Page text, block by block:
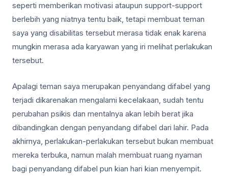
seperti memberikan motivasi ataupun support-support
berlebih yang niatnya tentu baik, tetapi membuat teman
saya yang disabilitas tersebut merasa tidak enak karena
mungkin merasa ada karyawan yang iri melihat perlakukan
tersebut.
Apalagi teman saya merupakan penyandang difabel yang
terjadi dikarenakan mengalami kecelakaan, sudah tentu
perubahan psikis dan mentalnya akan lebih berat jika
dibandingkan dengan penyandang difabel dari lahir. Pada
akhirnya, perlakukan-perlakukan tersebut bukan membuat
mereka terbuka, namun malah membuat ruang nyaman
bagi penyandang difabel pun kian hari kian menyempit.